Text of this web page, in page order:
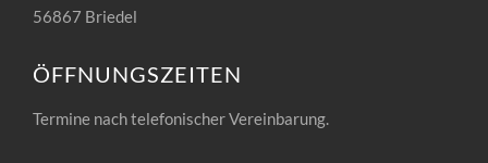
56867 Briedel
ÖFFNUNGSZEITEN
Termine nach telefonischer Vereinbarung.